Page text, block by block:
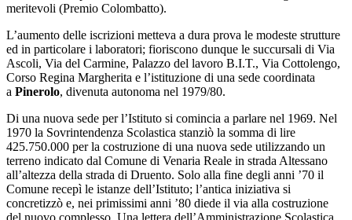
meritevoli (Premio Colombatto).
L’aumento delle iscrizioni metteva a dura prova le modeste strutture
ed in particolare i laboratori; fioriscono dunque le succursali di Via
Ascoli, Via del Carmine, Palazzo del lavoro B.I.T., Via Cottolengo,
Corso Regina Margherita e l’istituzione di una sede coordinata
a Pinerolo, divenuta autonoma nel 1979/80.
Di una nuova sede per l’Istituto si comincia a parlare nel 1969. Nel
1970 la Sovrintendenza Scolastica stanziò la somma di lire
425.750.000 per la costruzione di una nuova sede utilizzando un
terreno indicato dal Comune di Venaria Reale in strada Altessano
all’altezza della strada di Druento. Solo alla fine degli anni ’70 il
Comune recepì le istanze dell’Istituto; l’antica iniziativa si
concretizzò e, nei primissimi anni ’80 diede il via alla costruzione